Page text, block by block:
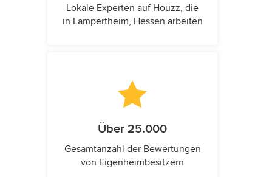
Lokale Experten auf Houzz, die
in Lampertheim, Hessen arbeiten
Über 25.000
Gesamtanzahl der Bewertungen
von Eigenheimbesitzern